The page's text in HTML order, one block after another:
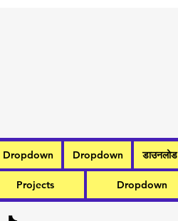
Dropdown Dropdown डाउनलोड
Projects Dropdown